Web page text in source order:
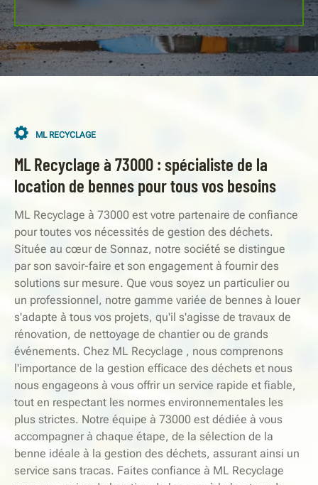
ML RECYCLAGE
ML Recyclage à 73000 : spécialiste de la
location de bennes pour tous vos besoins
ML Recyclage à 73000 est votre partenaire de confiance
pour toutes vos nécessités de gestion des déchets.
Située au cœur de Sonnaz, notre société se distingue
par son savoir-faire et son engagement à fournir des
solutions sur mesure. Que vous soyez un particulier ou
un professionnel, notre gamme variée de bennes à louer
s'adapte à tous vos projets, qu'il s'agisse de travaux de
rénovation, de nettoyage de chantier ou de grands
événements. Chez ML Recyclage , nous comprenons
l'importance de la gestion efficace des déchets et nous
nous engageons à vous offrir un service rapide et fiable,
tout en respectant les normes environnementales les
plus strictes. Notre équipe à 73000 est dédiée à vous
accompagner à chaque étape, de la sélection de la
benne idéale à la gestion des déchets, assurant ainsi un
service sans tracas. Faites confiance à ML Recyclage